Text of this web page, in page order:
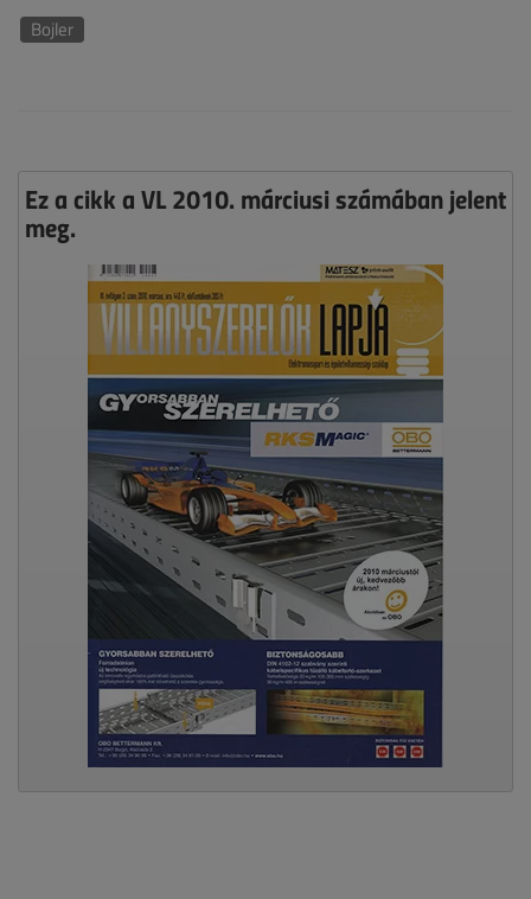
Bojler
Ez a cikk a VL 2010. márciusi számában jelent
meg.